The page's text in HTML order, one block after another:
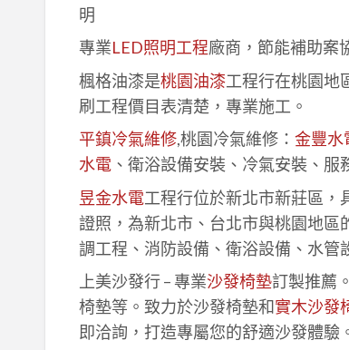
明
專業LED照明工程廠商，節能補助案
楓格油漆是桃園油漆工程行在桃園地
刷工程價目表清楚，專業施工。
平鎮冷氣維修,桃園冷氣維修： 金豐水
水電、衛浴設備安裝、冷氣安裝、服
昱金水電工程行位於新北市新莊區，
證照，為新北市、台北市與桃園地區
調工程、消防設備、衛浴設備、水管
上美沙發行 – 專業沙發椅墊訂製推薦
椅墊等。致力於沙發椅墊和實木沙發
即洽詢，打造專屬您的舒適沙發體驗